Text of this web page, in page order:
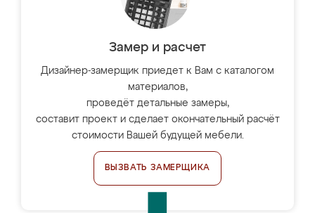
Замер и расчет
Дизайнер-замерщик приедет к Вам с каталогом
материалов,
проведёт детальные замеры,
составит проект и сделает окончательный расчёт
стоимости Вашей будущей мебели.
ВЫЗВАТЬ ЗАМЕРЩИКА